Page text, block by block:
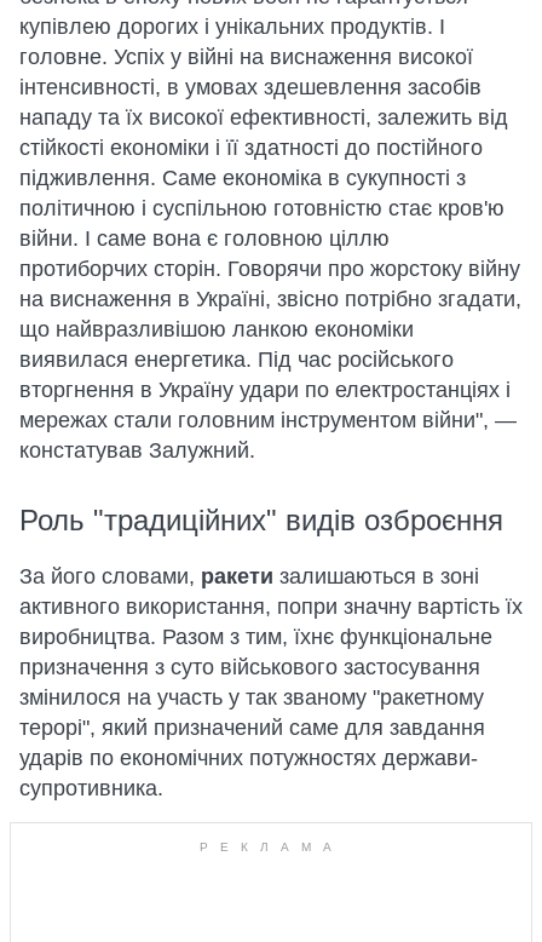
купівлею дорогих і унікальних продуктів. І
головне. Успіх у війні на виснаження високої
інтенсивності, в умовах здешевлення засобів
нападу та їх високої ефективності, залежить від
стійкості економіки і її здатності до постійного
підживлення. Саме економіка в сукупності з
політичною і суспільною готовністю стає кров'ю
війни. І саме вона є головною ціллю
протиборчих сторін. Говорячи про жорстоку війну
на виснаження в Україні, звісно потрібно згадати,
що найвразливішою ланкою економіки
виявилася енергетика. Під час російського
вторгнення в Україну удари по електростанціях і
мережах стали головним інструментом війни", —
констатував Залужний.
Роль "традиційних" видів озброєння
За його словами, ракети залишаються в зоні
активного використання, попри значну вартість їх
виробництва. Разом з тим, їхнє функціональне
призначення з суто військового застосування
змінилося на участь у так званому "ракетному
терорі", який призначений саме для завдання
ударів по економічних потужностях держави-
супротивника.